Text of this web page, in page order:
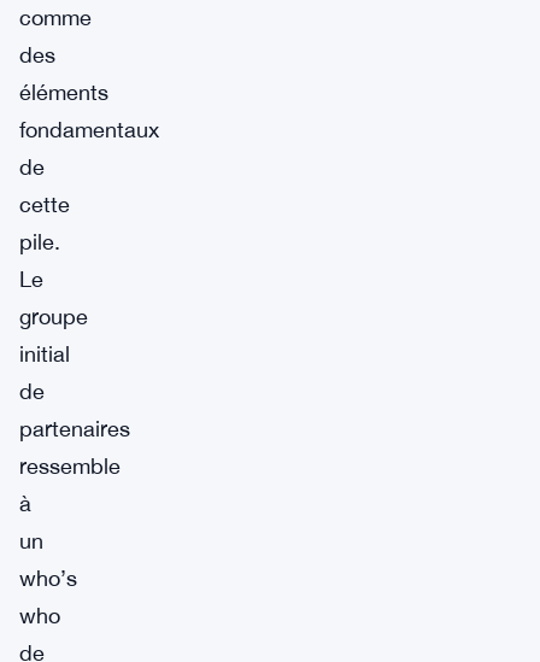
comme
des
éléments
fondamentaux
de
cette
pile.
Le
groupe
initial
de
partenaires
ressemble
à
un
who’s
who
de